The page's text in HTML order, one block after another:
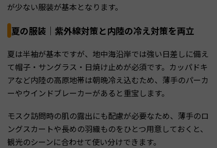
が少ない服装が基本となります。
夏の服装｜紫外線対策と内陸の冷え対策を両立
夏は半袖が基本ですが、地中海沿岸では強い日差しに備え
て帽子・サングラス・日焼け止めが必須です。カッパドキ
アなど内陸の高原地帯は朝晩冷え込むため、薄手のパーカ
ーやウインドブレーカーがあると重宝します。
モスク訪問時の肌の露出にも配慮が必要なため、薄手のロ
ングスカートや長めの羽織ものをひとつ用意しておくと、
観光のシーンに合わせて使い分けできます。